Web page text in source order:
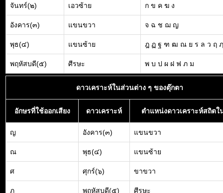
จันทร์(๒) เอวซ้าย ก ข ค ฆ ง
อังคาร(๓) แขนขวา จ ฉ ช ฌ ญ
พุธ(๔) แขนซ้าย ฎ ฏ ฐ ฑ ฒ ณ ย ร ล ว ฤ ฦ
พฤหัสบดี(๕) ศีรษะ พ บ ป ผ ฝ ฟ ภ ม
ดาวเคราะห์ในส่วนต่าง ๆ ของตุ๊กตา
อักษรที่ใช้ออกเสียง ดาวเคราะห์ ตำแหน่งดาวเคราะห์สถิตใ
ญ อังคาร(๓) แขนขวา
ณ พุธ(๔) แขนซ้าย
ศ ศุกร์(๖) ขาขวา
ภ พฤหัสบดี(๕) ศีรษะ